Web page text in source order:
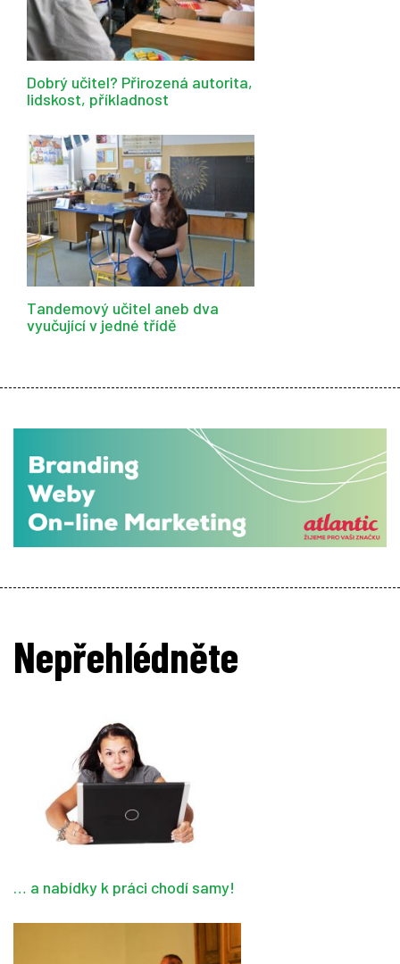
Dobrý učitel? Přirozená autorita,
lidskost, příkladnost
Tandemový učitel aneb dva
vyučující v jedné třídě
Nepřehlédněte
… a nabídky k práci chodí samy!